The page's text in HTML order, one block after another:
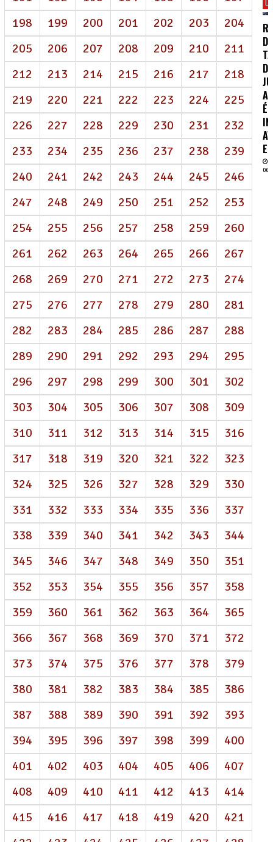
198
199 200 201 202 203
204
205
206 207 208 209 210
211
212
213 214 215 216 217
218
219
220 221 222 223 224
225
226
227 228 229 230 231
232
233
234 235 236 237 238
239
240
241 242 243 244 245
246
247
248 249 250 251 252
253
254
255 256 257 258 259
260
261
262 263 264 265 266
267
268
269 270 271 272 273
274
275
276 277 278 279 280
281
282
283 284 285 286 287
288
289
290 291 292 293 294
295
296
297 298 299 300 301
302
303
304 305 306 307 308
309
310
311 312 313 314 315
316
317
318 319 320 321 322
323
324
325 326 327 328 329
330
331
332 333 334 335 336
337
338
339 340 341 342 343
344
345
346 347 348 349 350
351
352
353 354 355 356 357
358
359
360 361 362 363 364
365
366
367 368 369 370 371
372
373
374 375 376 377 378
379
380
381 382 383 384 385
386
387
388 389 390 391 392
393
394
395 396 397 398 399
400
401
402 403 404 405 406
407
408
409 410 411 412 413
414
415
416 417 418 419 420
421
DA
DE
É
06/